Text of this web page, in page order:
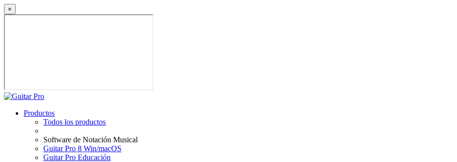
×
Productos
Todos los productos
Software de Notación Musical
Guitar Pro 8 Win/macOS
Guitar Pro Educación